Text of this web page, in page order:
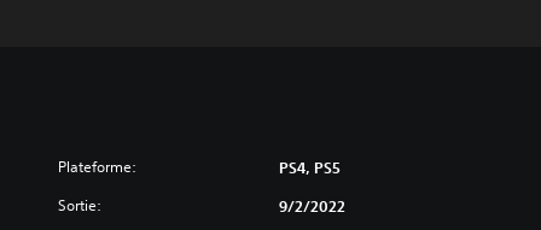
Plateforme: PS4, PS5
Sortie: 9/2/2022